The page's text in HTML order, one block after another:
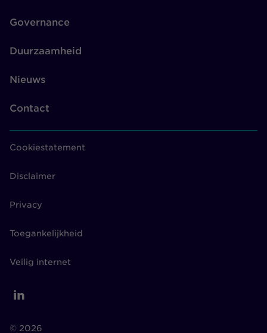
Governance
Duurzaamheid
Nieuws
Contact
Cookiestatement
Disclaimer
Privacy
Toegankelijkheid
Veilig internet
© 2026